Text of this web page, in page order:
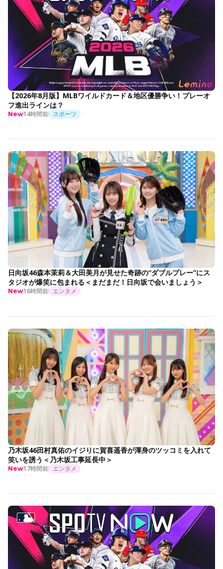
【2026年8月版】MLBワイルドカード＆地区優勝争い！プレーオ
フ進出ラインは？
New14時間前 スポーツ
日向坂46森本茉莉＆大田美月が見せた奇跡の“ダブルプレー”にス
タジオが爆笑に包まれる＜まだまだ！日向坂で会いましょう＞
New16時間前 エンタメ
乃木坂46田村真佑のイジりに賀喜遥香が渾身のツッコミを入れて
笑いを誘う＜乃木坂工事延長中＞
New17時間前 エンタメ